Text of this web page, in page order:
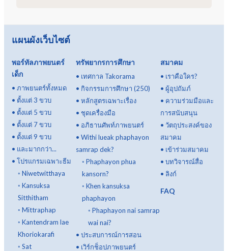
แผนผังเว็บไซต์
พอร์ทัลภาพยนตร์
เด็ก
• ภาพยนตร์ทั้งหมด
• ตั้งแต่ 3 ขวบ
• ตั้งแต่ 5 ขวบ
• ตั้งแต่ 7 ขวบ
• ตั้งแต่ 9 ขวบ
• และมากกว่า...
• โปรแกรมเฉพาะธีม
◦ Niwetwitthaya
◦ Kansuksa
Sitthitham
◦ Mittraphap
◦ Kantendram lae
Khoriokarafi
◦ Sat
ทรัพยากรการศึกษา
• เทศกาล Takorama
• กิจกรรมการศึกษา (250)
• หลักสูตรเฉพาะเรื่อง
• ชุดเครื่องมือ
• อภิธานศัพท์ภาพยนตร์
• Withi lueak phaphayon
samrap dek?
◦ Phaphayon phua
kansorn?
◦ Khen kansuksa
phaphayon
◦ Phaphayon nai samrap
wai nai?
• ประสบการณ์การสอน
• เวิร์กช็อปภาพยนตร์
สมาคม
• เราคือใคร?
•ผู้อุปถัมภ์
• ความร่วมมือและ
การสนับสนุน
•วัตถุประสงค์ของ
สมาคม
• เข้าร่วมสมาคม
•บทวิจารณ์สื่อ
• ลิงก์
FAQ